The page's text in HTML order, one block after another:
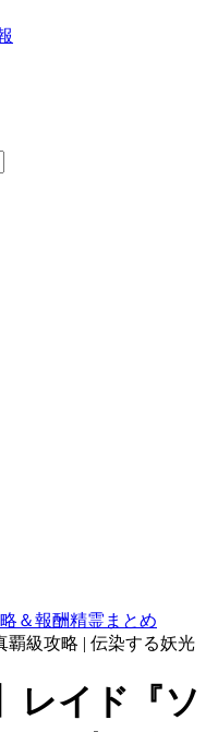
＆報酬精霊まとめ
覇級攻略 | 伝染する妖光
レイド『ソ